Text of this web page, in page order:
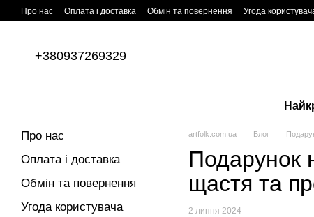
Перейти до основного контенту
Про нас Оплата і доставка Обмін та повернення Угода
+380937269329
artfolk.com.ua Блог
Подарунок
щастя та
2 липня 2024
Про нас
Оплата і доставка
Обмін та повернення
Угода користувача